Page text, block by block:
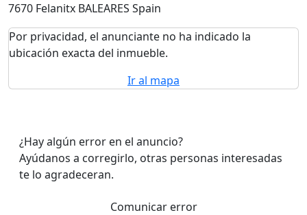
7670 Felanitx BALEARES Spain
Por privacidad, el anunciante no ha indicado la
ubicación exacta del inmueble.
Ir al mapa
¿Hay algún error en el anuncio?
Ayúdanos a corregirlo, otras personas interesadas
te lo agradeceran.
Comunicar error